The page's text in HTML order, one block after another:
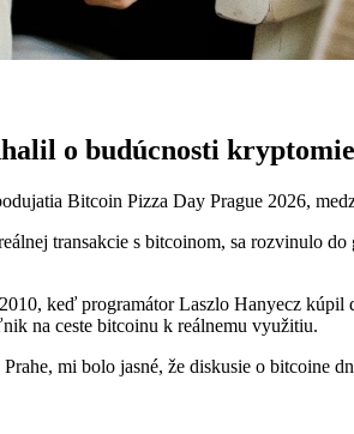
o budúcnosti
Bitcoin Pizza Day Prague 2026,
transakcie s bitcoinom, sa rozvinulo
keď programátor Laszlo Hanyecz
na ceste bitcoinu k reálnemu využitiu.
mi bolo jasné, že diskusie o bitcoine